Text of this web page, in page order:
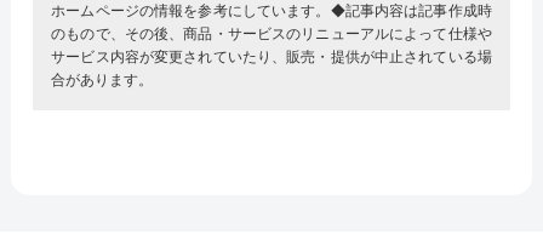
ホームページの情報を参考にしています。◆記事内容は記事作成時
のもので、その後、商品・サービスのリニューアルによって仕様や
サービス内容が変更されていたり、販売・提供が中止されている場
合があります。